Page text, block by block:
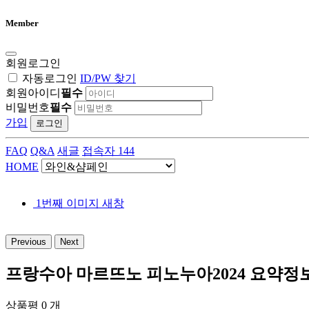
Member
회원로그인
자동로그인 ID/PW 찾기
회원아이디 필수
비밀번호필수
가입
로그인
FAQ Q&A 새글 접속자 144
HOME
1번째 이미지 새창
Previous Next
프랑수아 마르뜨노 피노누아2024 요약정
상품평 0 개